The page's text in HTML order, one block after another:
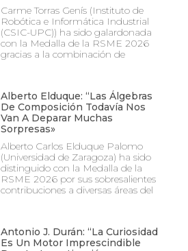
Carme Torras Genís (Instituto de
Robótica e Informática Industrial
(CSIC-UPC)) ha sido galardonada
con la Medalla de la RSME 2026
gracias a la combinación de
Alberto Elduque: “Las Álgebras
De Composición Todavía Nos
Van A Deparar Muchas
Sorpresas»
Alberto Carlos Elduque Palomo
(Universidad de Zaragoza) ha sido
distinguido con la Medalla de la
RSME 2026 por sus sobresalientes
contribuciones a diversas áreas del
Antonio J. Durán: “La Curiosidad
Es Un Motor Imprescindible